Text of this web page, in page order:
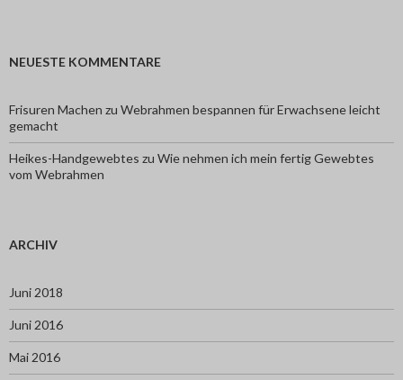
NEUESTE KOMMENTARE
Frisuren Machen zu Webrahmen bespannen für Erwachsene leicht
gemacht
Heikes-Handgewebtes zu Wie nehmen ich mein fertig Gewebtes
vom Webrahmen
ARCHIV
Juni 2018
Juni 2016
Mai 2016